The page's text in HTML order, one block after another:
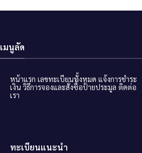
เมนูลัด
หน้าแรก เลขทะเบียนทั้งหมด แจ้งการชำระ
เงิน วิธีการจองและสั่งซื้อป้ายประมูล ติดต่อ
เรา
ทะเบียนแนะนำ